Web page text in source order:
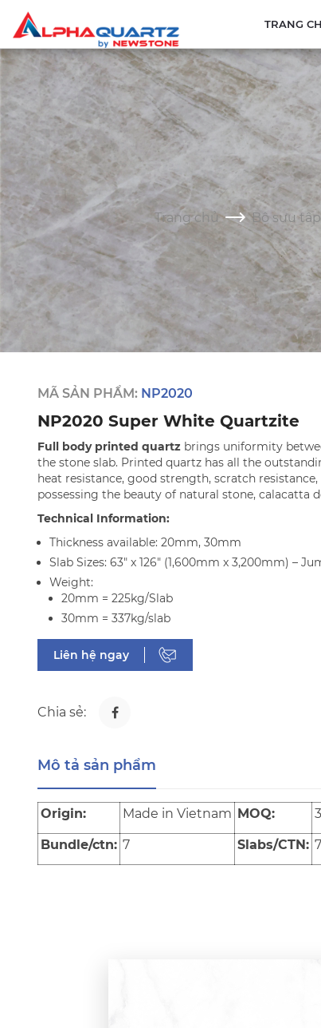
TRANG
Trang chủ Bộ sưu
MÃ SẢN PHẨM: NP2020
NP2020 Super White Quartzite
Full body printed quartz brings uniformity
the stone slab. Printed quartz has all the
heat resistance, good strength, scratch
possessing the beauty of natural stone, calacatta
Technical Information:
Thickness available: 20mm, 30mm
Slab Sizes: 63" x 126" (1,600mm x 3,200mm) –
Weight:
20mm = 225kg/Slab
30mm = 337kg/slab
Liên hệ ngay
Chia sẻ:
Mô tả sản phẩm
Origin: Made in Vietnam MOQ:
Bundle/ctn: 7 Slabs/CTN: